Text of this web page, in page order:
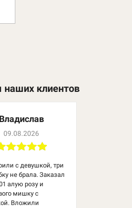
клиентов
Владислав
09.08.2026
с девушкой, три
не брала. Заказал
алую розу и
мишку с
Вложили